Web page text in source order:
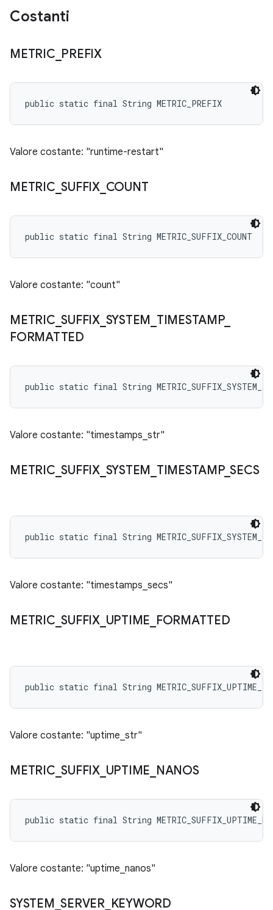
Costanti
METRIC PREFIX
public static final String METRIC_PREFIX
Valore costante: "runtime-restart"
METRIC _SUFFIX_ COUNT
public static final String METRIC_SUFFIX_COUNT
Valore costante: "count"
METRIC _SUFFIX_ SYSTEM TIMESTAMP_
FORMATTED
public static final String
Valore costante: "timestamps_str"
METRIC _SUFFIX_ SYSTEM TIMESTAMP_SECS
public static final String
Valore costante: "timestamps_secs"
METRIC _SUFFIX_ UPTIME FORMATTED
public static final String
Valore costante: "uptime_str"
METRIC _SUFFIX_ UPTIME NANOS
public static final String
Valore costante: "uptime_nanos"
SYSTEM _SERVER_ KEYWORD